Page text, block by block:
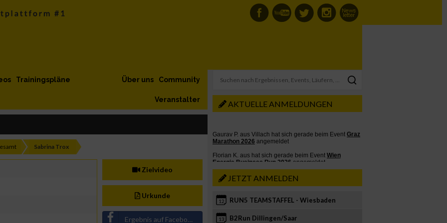
Trainingspläne Community
Über uns
Veranstalter
Sabrina Trox
Zielvideo
Urkunde
Ergebnis auf Facebook teilen
AKTUELLE ANMELDUNGEN
JETZT ANMELDEN
12 RUN5 TEAMSTAFFEL - Wiesbaden
13 B2Run Dillingen/Saar